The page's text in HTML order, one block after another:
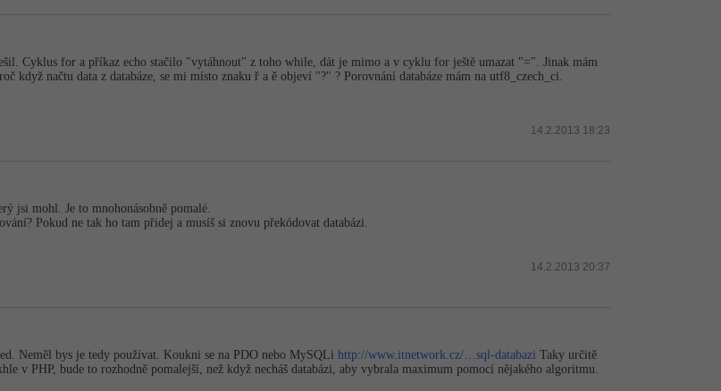
Cyklus for a příkaz echo stačilo "vytáhnout" z toho while, dát je mimo a v cyklu for ještě umazat "=". Jinak mám
když načtu data z databáze, se mi místo znaku ř a ě objeví "?" ? Porovnání databáze mám na utf8_czech_ci.
14.2.2013 18:23
jsi mohl. Je to mnohonásobně pomalé.
Pokud ne tak ho tam přidej a musíš si znovu překódovat databázi.
14.2.2013 20:37
Neměl bys je tedy používat. Koukni se na PDO nebo MySQLi http://www.itnetwork.cz/…sql-databazi Taky určitě
v PHP, bude to rozhodně pomalejší, než když necháš databázi, aby vybrala maximum pomocí nějakého algoritmu.